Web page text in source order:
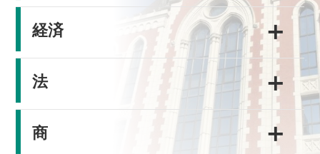
経済 ＋
法 ＋
商 ＋